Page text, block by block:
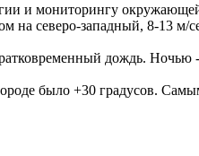
и мониторингу
северо-западный, 8-13 м/
дождь. Ночью -
было +30 градусов.